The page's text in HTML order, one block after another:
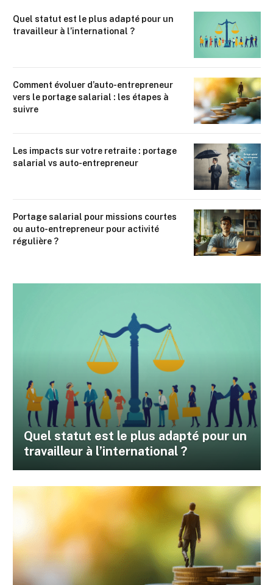
Quel statut est le plus adapté pour un
travailleur à l’international ?
Comment évoluer d’auto-entrepreneur
vers le portage salarial : les étapes à
suivre
Les impacts sur votre retraite : portage
salarial vs auto-entrepreneur
Portage salarial pour missions courtes
ou auto-entrepreneur pour activité
régulière ?
Quel statut est le plus adapté pour un
travailleur à l’international ?